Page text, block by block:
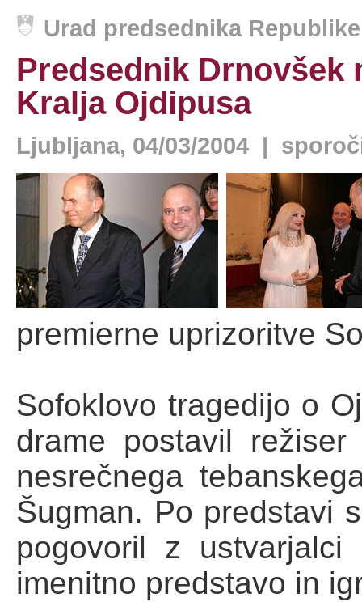
Urad predsednika
Predsednik Drnovšek
Kralja Ojdipusa
Ljubljana, 04/03/2004 |
premierne uprizoritve
Sofoklovo tragedijo o
drame postavil
nesrečnega
Šugman. Po predstavi
pogovoril z
imenitno predstavo in